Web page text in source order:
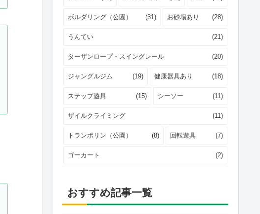
ボルダリング（公園） (31) お砂場あり (28)
うんてい (21)
ターザンロープ・スイングレール (20)
ジャングルジム (19) 健康器具あり (18)
ステップ遊具 (15) シーソー (11)
ザイルクライミング (11)
トランポリン（公園） (8) 回転遊具 (7)
ゴーカート (2)
おすすめ記事一覧